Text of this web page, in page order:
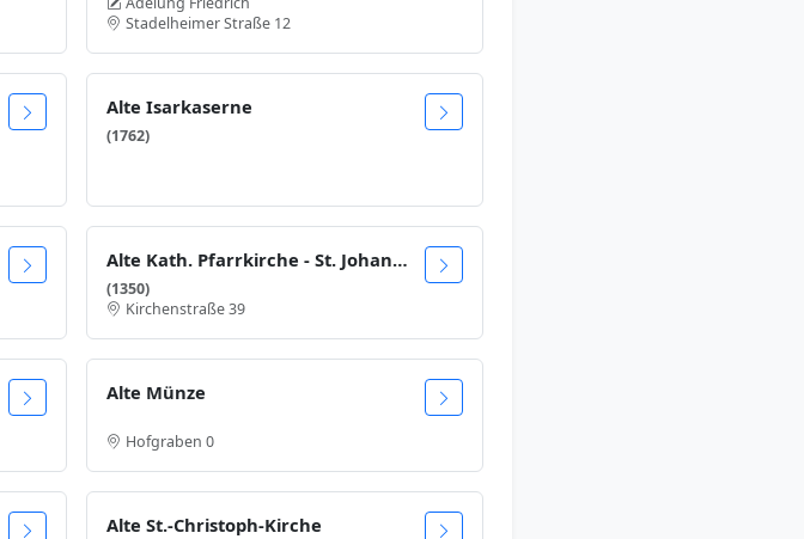
Stadelheimer Straße 12
Alte Isarkaserne
(1762)
Alte Kath. Pfarrkirche - St. Johann Baptist
(1350)
Kirchenstraße 39
Alte Münze
Hofgraben 0
Alte St.-Christoph-Kirche